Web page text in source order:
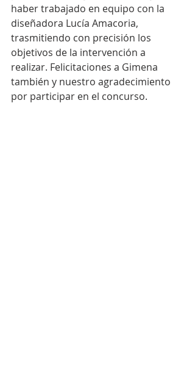
haber trabajado en equipo con la
diseñadora Lucía Amacoria,
trasmitiendo con precisión los
objetivos de la intervención a
realizar. Felicitaciones a Gimena
también y nuestro agradecimiento
por participar en el concurso.